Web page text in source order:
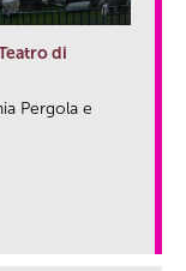
di
Pergola e